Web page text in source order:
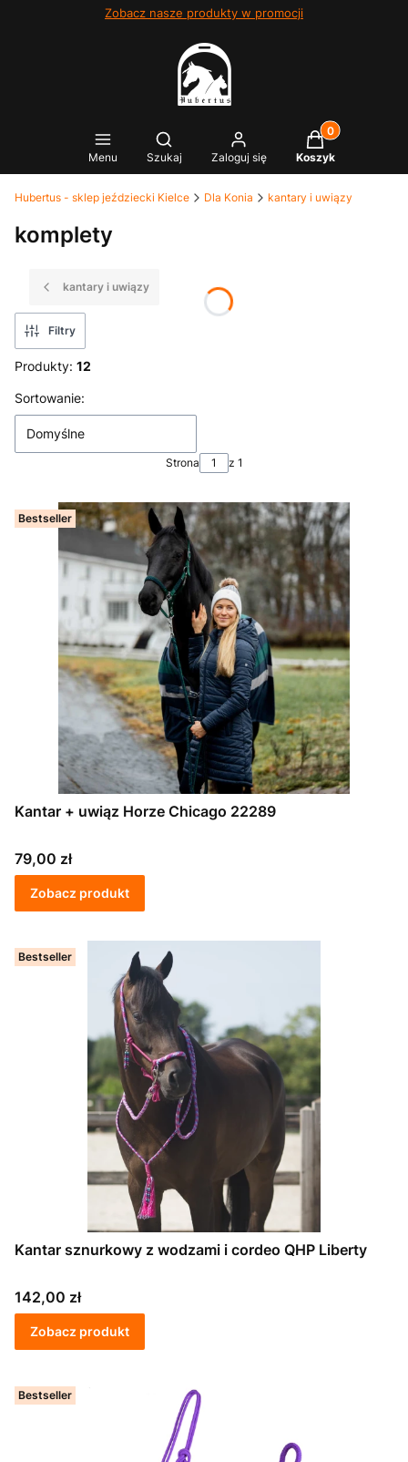
Zobacz nasze produkty w promocji
Menu
Otwórz wyszukiwarkę
Szukaj Zaloguj się
Produkty w
Koszyk
Hubertus - sklep jeździecki Kielce Dla Konia kantary i uwiązy
komplety
kantary i uwiązy
Filtry
Produkty: 12
Lista produktów
Sortowanie:
Domyślne
Strona z 1
Bestseller
Kantar + uwiąz Horze Chicago 22289
Cena
79,00 zł
Zobacz produkt
Bestseller
Kantar sznurkowy z wodzami i cordeo QHP Liberty
Cena
142,00 zł
Zobacz produkt
Bestseller